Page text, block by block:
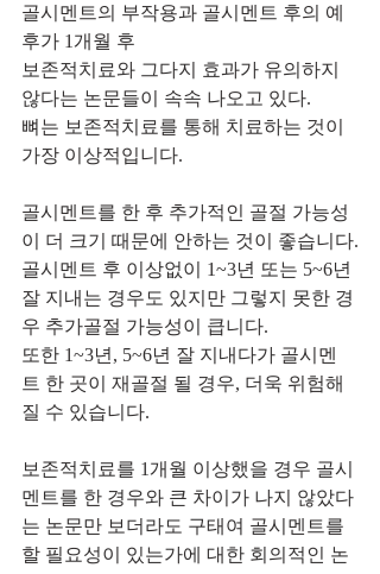
골시멘트의 부작용과 골시멘트 후의 예
후가 1개월 후
보존적치료와 그다지 효과가 유의하지
않다는 논문들이 속속 나오고 있다.
뼈는 보존적치료를 통해 치료하는 것이
가장 이상적입니다.
골시멘트를 한 후 추가적인 골절 가능성
이 더 크기 때문에 안하는 것이 좋습니다.
골시멘트 후 이상없이 1~3년 또는 5~6년
잘 지내는 경우도 있지만 그렇지 못한 경
우 추가골절 가능성이 큽니다.
또한 1~3년, 5~6년 잘 지내다가 골시멘
트 한 곳이 재골절 될 경우, 더욱 위험해
질 수 있습니다.
보존적치료를 1개월 이상했을 경우 골시
멘트를 한 경우와 큰 차이가 나지 않았다
는 논문만 보더라도 구태여 골시멘트를
할 필요성이 있는가에 대한 회의적인 논